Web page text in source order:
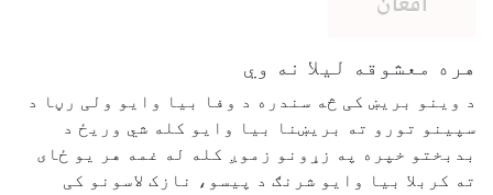
هره معشوقه لیلا نه وي
د وینو بریښ کی څه سندره د وفا بیا وایو ولی رڼا د
سپینو تورو ته بریښنا بیا وایو کله شي وریځ د
بدبختو خپره په زړونو زموږ کله له غمه هر یو ځای
ته کربلا بیا وایو شرنګ د پیسو، نازک لاسونو کی